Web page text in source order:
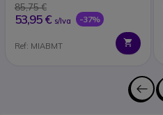
85,75 €
53,95 € s/Iva -37%
Ref: MIABMT